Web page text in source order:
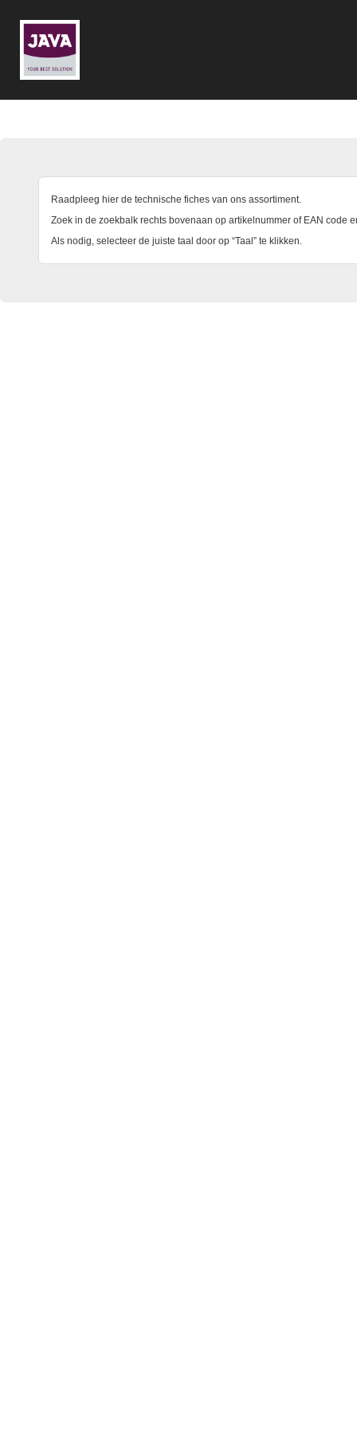
Raadpleeg hier de technische fiches van ons assortiment.
Zoek in de zoekbalk rechts bovenaan op artikelnummer of EAN code
Als nodig, selecteer de juiste taal door op “Taal” te klikken.